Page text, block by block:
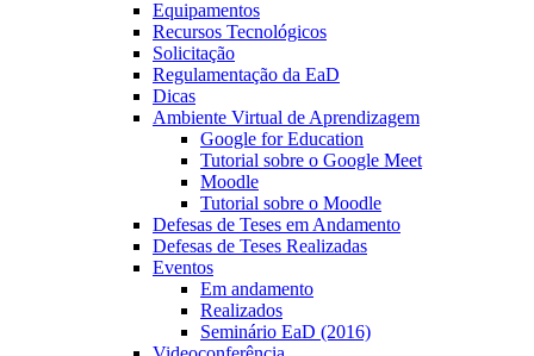
Equipamentos
Recursos Tecnológicos
Solicitação
Regulamentação da EaD
Dicas
Ambiente Virtual de Aprendizagem
Google for Education
Tutorial sobre o Google Meet
Moodle
Tutorial sobre o Moodle
Defesas de Teses em Andamento
Defesas de Teses Realizadas
Eventos
Em andamento
Realizados
Seminário EaD (2016)